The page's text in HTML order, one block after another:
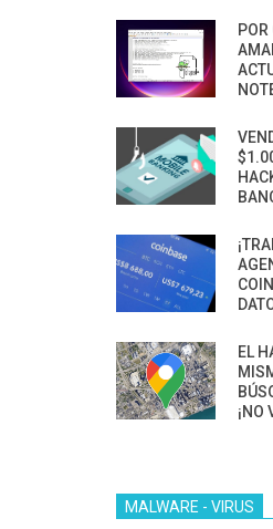
POR
EL
¡NO
MALWARE - VIRUS